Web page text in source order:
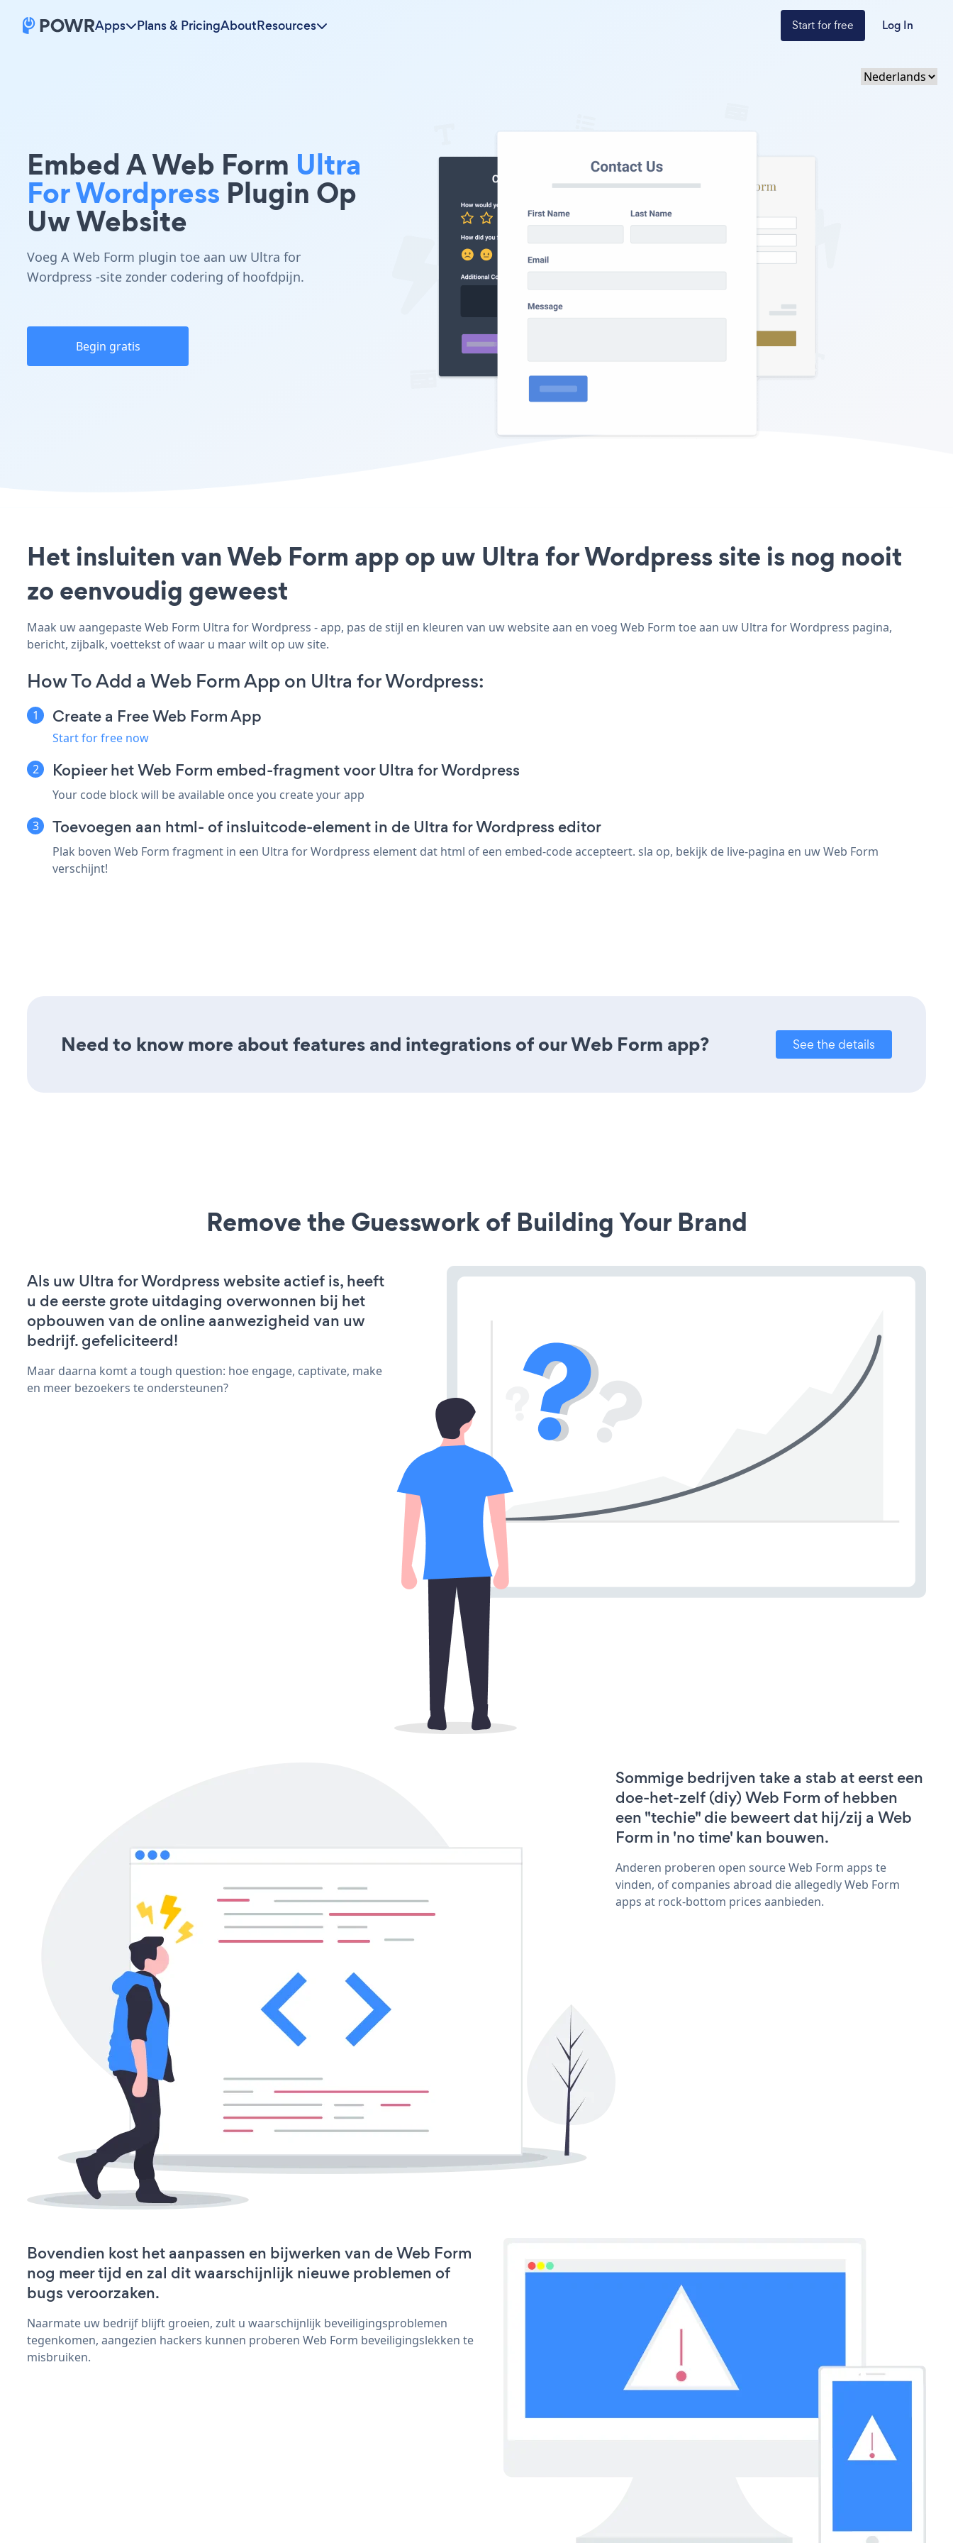
Apps Plans & PricingAboutResources Start for free Log In
Embed A Web Form Ultra
For Wordpress Plugin Op
Uw Website
Voeg A Web Form plugin toe aan uw Ultra for
Wordpress -site zonder codering of hoofdpijn.
Begin gratis
Het insluiten van Web Form app op uw Ultra for Wordpress site is nog nooit
zo eenvoudig geweest
Maak uw aangepaste Web Form Ultra for Wordpress - app, pas de stijl en kleuren van uw website aan en voeg Web Form toe aan uw Ultra for Wordpress pagina,
bericht, zijbalk, voettekst of waar u maar wilt op uw site.
How To Add a Web Form App on Ultra for Wordpress:
Create a Free Web Form App
Start for free now
Kopieer het Web Form embed-fragment voor Ultra for Wordpress
Your code block will be available once you create your app
Toevoegen aan html- of insluitcode-element in de Ultra for Wordpress editor
Plak boven Web Form fragment in een Ultra for Wordpress element dat html of een embed-code accepteert. sla op, bekijk de live-pagina en uw Web Form
verschijnt!
Need to know more about features and integrations of our Web Form app? See the details
Remove the Guesswork of Building Your Brand
Als uw Ultra for Wordpress website actief is, heeft
u de eerste grote uitdaging overwonnen bij het
opbouwen van de online aanwezigheid van uw
bedrijf. gefeliciteerd!
Maar daarna komt a tough question: hoe engage, captivate, make
en meer bezoekers te ondersteunen?
Sommige bedrijven take a stab at eerst een
doe-het-zelf (diy) Web Form of hebben
een "techie" die beweert dat hij/zij a Web
Form in 'no time' kan bouwen.
Anderen proberen open source Web Form apps te
vinden, of companies abroad die allegedly Web Form
apps at rock-bottom prices aanbieden.
Bovendien kost het aanpassen en bijwerken van de Web Form
nog meer tijd en zal dit waarschijnlijk nieuwe problemen of
bugs veroorzaken.
Naarmate uw bedrijf blijft groeien, zult u waarschijnlijk beveiligingsproblemen
tegenkomen, aangezien hackers kunnen proberen Web Form beveiligingslekken te
misbruiken.